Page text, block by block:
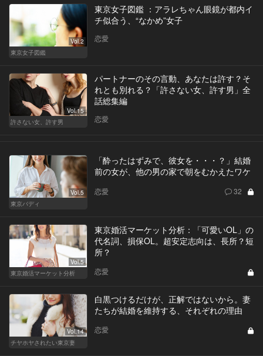
Vol.2
東京女子図鑑
東京女子図鑑 ：アラレちゃん眼鏡が都内イ
チ似合う、“なかめ”女子
恋愛
Vol.15
許さない女、許す男
パートナーのその言動、あなたは許す？そ
れとも別れる？「許さない女、許す男」全
話総集編
恋愛
Vol.5
東京バディ
「酔ったはずみで、彼女を・・・？」結婚
前の女が、他の男の家で朝をむかえたワケ
恋愛 32
Vol.5
東京婚活マーケット分析
東京婚活マーケット分析：「可愛いOL」の
代名詞、損保OL。超安定志向は、長所？短
所？
恋愛
Vol.14
チヤホヤされたい東京妻
白黒つけるだけが、正解ではないから。妻
たちが結婚を維持する、それぞれの理由
恋愛